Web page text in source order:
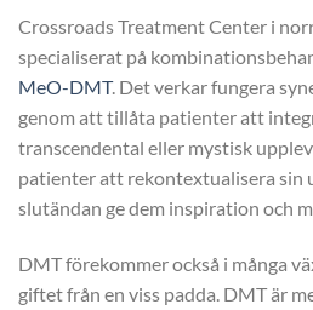
Crossroads Treatment Center i
specialiserat på
MeO-DMT. Det verkar fungera
genom att tillåta patienter att
transcendental eller mystisk
patienter att rekontextualisera sin
slutändan ge dem inspiration och
DMT förekommer också i många
giftet från en viss padda. DMT är